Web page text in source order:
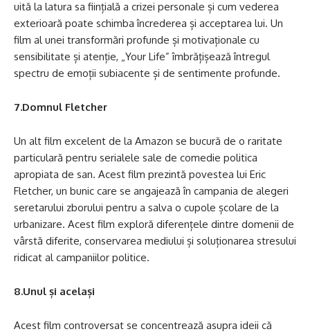
uită la latura sa ființială a crizei personale și cum vederea
exterioară poate schimba încrederea și acceptarea lui. Un
film al unei transformări profunde și motivaționale cu
sensibilitate și atenție, „Your Life” îmbrățișează întregul
spectru de emoții subiacente și de sentimente profunde.
7.Domnul Fletcher
Un alt film excelent de la Amazon se bucură de o raritate
particulară pentru serialele sale de comedie politica
apropiata de san. Acest film prezintă povestea lui Eric
Fletcher, un bunic care se angajează în campania de alegeri
seretarului zborului pentru a salva o cupole școlare de la
urbanizare. Acest film exploră diferențele dintre domenii de
vârstă diferite, conservarea mediului și soluționarea stresului
ridicat al campaniilor politice.
8.Unul și același
Acest film controversat se concentrează asupra ideii că